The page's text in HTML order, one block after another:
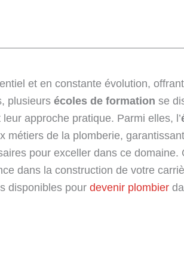
et en constante évolution,
plusieurs écoles de formation se
approche pratique. Parmi elles, l’
métiers de la plomberie,
pour exceller dans ce domaine.
dans la construction de votre
disponibles pour devenir plombier